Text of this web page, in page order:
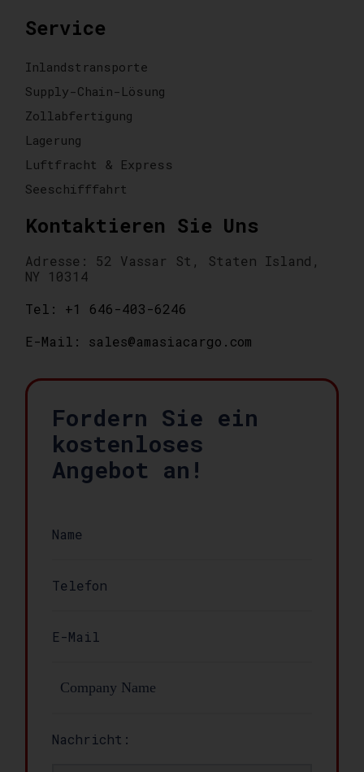
Service
Inlandstransporte
Supply-Chain-Lösung
Zollabfertigung
Lagerung
Luftfracht & Express
Seeschifffahrt
Kontaktieren Sie Uns
Adresse: 52 Vassar St, Staten Island,
NY 10314
Tel: +1 646-403-6246
E-Mail: sales@amasiacargo.com
Fordern Sie ein
kostenloses
Angebot an!
Nachricht: